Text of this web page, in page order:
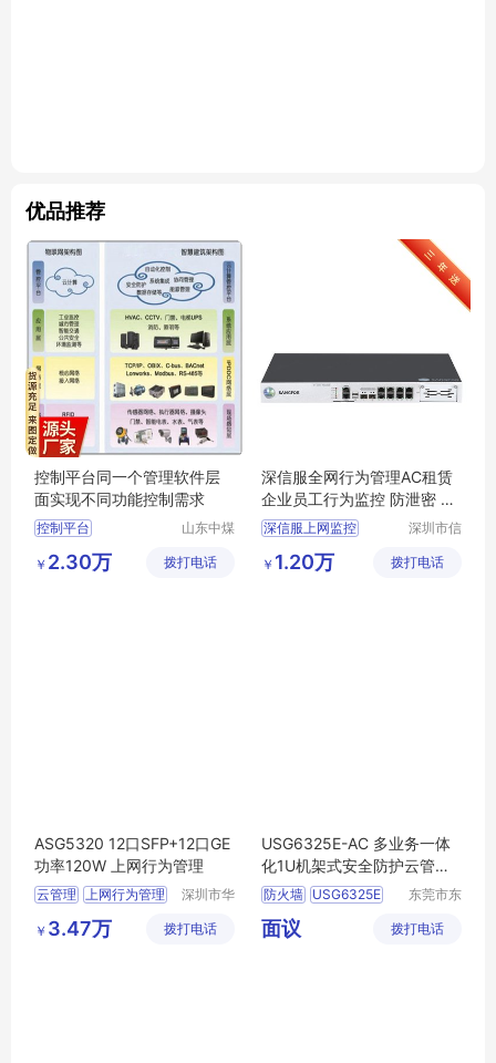
优品推荐
控制平台同一个管理软件层
面实现不同功能控制需求
控制平台
控制平台尺寸
山东中煤
集团有限
￥ 2.30万 拨打电话
深信服全网行为管理AC租赁
企业员工行为监控 防泄密 远
程办公安全
深信服上网监控
企业防泄密
深圳市信
技术有限
￥ 1.20万 拨打电话
ASG5320 12口SFP+12口GE
功率120W 上网行为管理
云管理 上网行为管理
ASG5320
深圳市华
有限公司
￥ 3.47万 拨打电话
USG6325E-AC 多业务一体
化1U机架式安全防护云管理
防火墙
防火墙 USG6325E
多业务
云管理
东莞市东
子配件店
面议 拨打电话